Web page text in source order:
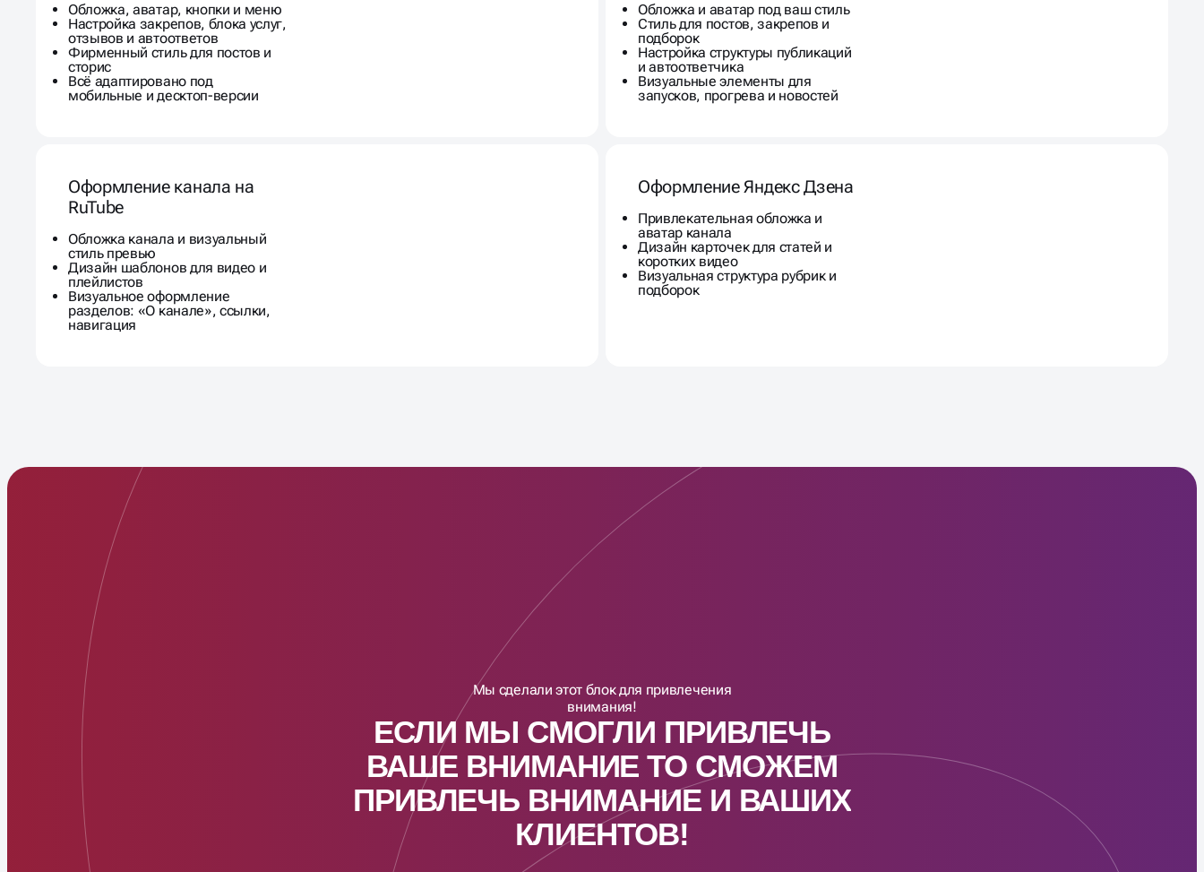
Обложка, аватар, кнопки и меню
Настройка закрепов, блока услуг,
отзывов и автоответов
Фирменный стиль для постов и
сторис
Всё адаптировано под
мобильные и десктоп-версии
Обложка и аватар под ваш стиль
Стиль для постов, закрепов и
подборок
Настройка структуры публикаций
и автоответчика
Визуальные элементы для
запусков, прогрева и новостей
Оформление канала на
RuTube
Обложка канала и визуальный
стиль превью
Дизайн шаблонов для видео и
плейлистов
Визуальное оформление
разделов: «О канале», ссылки,
навигация
Оформление Яндекс Дзена
Привлекательная обложка и
аватар канала
Дизайн карточек для статей и
коротких видео
Визуальная структура рубрик и
подборок
Мы сделали этот блок для привлечения
внимания!
ЕСЛИ МЫ СМОГЛИ ПРИВЛЕЧЬ
ВАШЕ ВНИМАНИЕ ТО СМОЖЕМ
ПРИВЛЕЧЬ ВНИМАНИЕ И ВАШИX
КЛИЕНТОВ!